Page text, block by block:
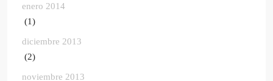
enero 2014
(1)
diciembre 2013
(2)
noviembre 2013